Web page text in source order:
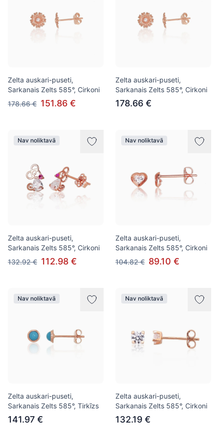
Zelta auskari-puseti,
Sarkanais Zelts 585°, Cirkoni
178.66 € 151.86 €
Zelta auskari-puseti,
Sarkanais Zelts 585°, Cirkoni
178.66 €
Nav noliktavā
Zelta auskari-puseti,
Sarkanais Zelts 585°, Cirkoni
132.92 € 112.98 €
Nav noliktavā
Zelta auskari-puseti,
Sarkanais Zelts 585°, Cirkoni
104.82 € 89.10 €
Nav noliktavā
Zelta auskari-puseti,
Sarkanais Zelts 585°, Tirkīzs
141.97 €
Nav noliktavā
Zelta auskari-puseti,
Sarkanais Zelts 585°, Cirkoni
132.19 €